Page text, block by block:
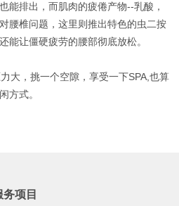
能排出，而肌肉的疲倦产物--乳酸，
腰椎问题，这里则推出特色的虫二按
能让僵硬疲劳的腰部彻底放松。
大，挑一个空隙，享受一下SPA,也算
方式。
务项目